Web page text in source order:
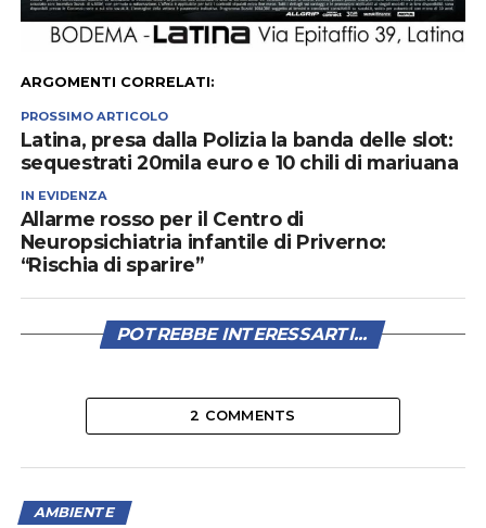
ARGOMENTI CORRELATI:
PROSSIMO ARTICOLO
Latina, presa dalla Polizia la banda delle slot:
sequestrati 20mila euro e 10 chili di mariuana
IN EVIDENZA
Allarme rosso per il Centro di
Neuropsichiatria infantile di Priverno:
“Rischia di sparire”
POTREBBE INTERESSARTI...
2 COMMENTS
AMBIENTE